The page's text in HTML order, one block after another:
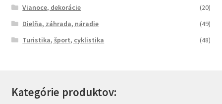
Vianoce, dekorácie
(20)
Dielňa, záhrada, náradie
(49)
Turistika, šport, cyklistika
(48)
Kategórie produktov: